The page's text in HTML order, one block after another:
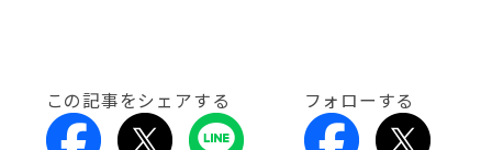
この記事をシェアする フォローする